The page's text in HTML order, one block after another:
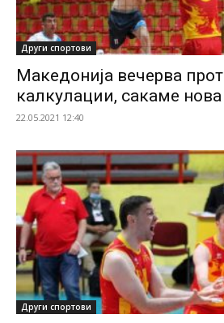
Други спортови
Македонија вечерва
калкулации, сакаме
22.05.2021 12:40
Други спортови